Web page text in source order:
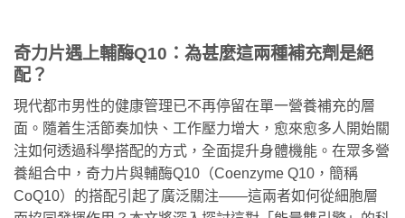
奇力片遇上輔酶Q10：為甚麼這兩種補充劑是絕
配？
現代都市男性的健康管理已不再停留在單一營養補充的層
面。隨着生活節奏加快、工作壓力增大，愈來愈多人開始關
注如何透過科學搭配的方式，全面提升身體機能。在眾多營
養組合中，奇力片與輔酶Q10（Coenzyme Q10，簡稱
CoQ10）的搭配引起了廣泛關注——這兩者如何從細胞層